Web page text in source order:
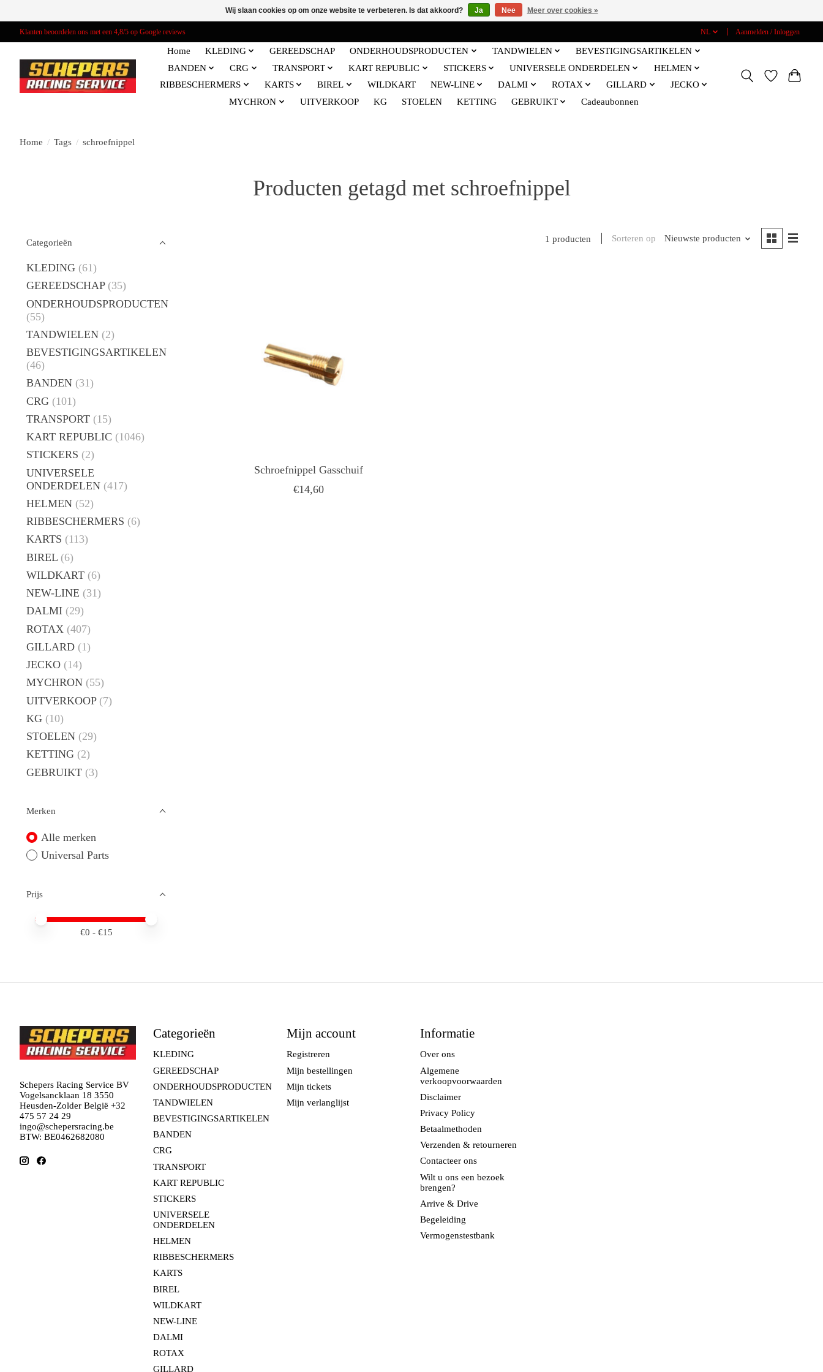
Klanten beoordelen ons met een 4,8/5 op Google reviews NL Aanmelden / Inloggen
Home KLEDING GEREEDSCHAP ONDERHOUDSPRODUCTEN TANDWIELEN
BEVESTIGINGSARTIKELEN
BANDEN
CRG TRANSPORT KART REPUBLIC STICKERS UNIVERSELE ONDERDELEN
HELMEN
RIBBESCHERMERS
KARTS BIREL WILDKART NEW-LINE DALMI ROTAX GILLARD
JECKO
MYCHRON
UITVERKOOP KG STOELEN KETTING GEBRUIKT Cadeaubonnen
Home / Tags / schroefnippel
Producten getagd met schroefnippel
Categorieën
KLEDING (61)
GEREEDSCHAP (35)
ONDERHOUDSPRODUCTEN
(55)
TANDWIELEN (2)
BEVESTIGINGSARTIKELEN
(46)
BANDEN (31)
CRG (101)
TRANSPORT (15)
KART REPUBLIC (1046)
STICKERS (2)
UNIVERSELE
ONDERDELEN (417)
HELMEN (52)
RIBBESCHERMERS (6)
KARTS (113)
BIREL (6)
WILDKART (6)
NEW-LINE (31)
DALMI (29)
ROTAX (407)
GILLARD (1)
JECKO (14)
MYCHRON (55)
UITVERKOOP (7)
KG (10)
STOELEN (29)
KETTING (2)
GEBRUIKT (3)
Merken
Alle merken
Universal Parts
Prijs
Minimale prijswaarde
Price maximum value
€0 - €15
1 producten Sorteren op Nieuwste producten
Schroefnippel Gasschuif
€14,60
Schepers Racing Service BV
Vogelsancklaan 18 3550
Heusden-Zolder België +32
475 57 24 29
ingo@schepersracing.be
BTW: BE0462682080
Categorieën
KLEDING
GEREEDSCHAP
ONDERHOUDSPRODUCTEN
TANDWIELEN
BEVESTIGINGSARTIKELEN
BANDEN
CRG
TRANSPORT
KART REPUBLIC
STICKERS
UNIVERSELE
ONDERDELEN
HELMEN
RIBBESCHERMERS
KARTS
BIREL
WILDKART
NEW-LINE
DALMI
ROTAX
GILLARD
Mijn account
Registreren
Mijn bestellingen
Mijn tickets
Mijn verlanglijst
Informatie
Over ons
Algemene
verkoopvoorwaarden
Disclaimer
Privacy Policy
Betaalmethoden
Verzenden & retourneren
Contacteer ons
Wilt u ons een bezoek
brengen?
Arrive & Drive
Begeleiding
Vermogenstestbank
Wij slaan cookies op om onze website te verbeteren. Is dat akkoord? Ja Nee Meer over cookies »